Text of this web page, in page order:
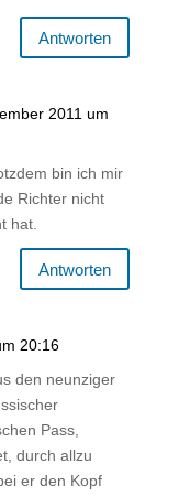
Antworten
2011 um
bin ich mir
Richter nicht
hat.
Antworten
20:16
den neunziger
Pass,
durch allzu
er den Kopf